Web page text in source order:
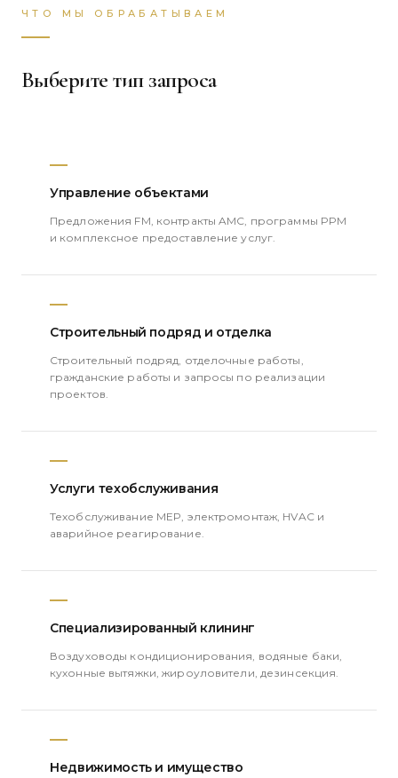
ЧТО МЫ ОБРАБАТЫВАЕМ
Выберите тип запроса
Управление объектами
Предложения FM, контракты AMC, программы PPM
и комплексное предоставление услуг.
Строительный подряд и отделка
Строительный подряд, отделочные работы,
гражданские работы и запросы по реализации
проектов.
Услуги техобслуживания
Техобслуживание MEP, электромонтаж, HVAC и
аварийное реагирование.
Специализированный клининг
Воздуховоды кондиционирования, водяные баки,
кухонные вытяжки, жироуловители, дезинсекция.
Недвижимость и имущество